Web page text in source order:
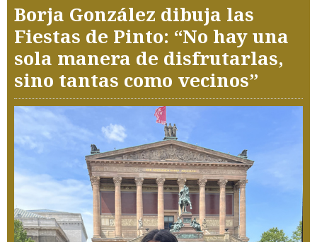
Borja González dibuja las
Fiestas de Pinto: “No hay una
sola manera de disfrutarlas,
sino tantas como vecinos”